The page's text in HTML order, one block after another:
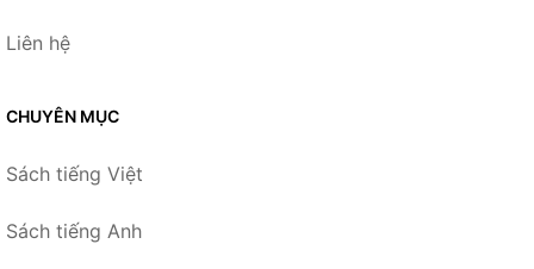
Liên hệ
CHUYÊN MỤC
Sách tiếng Việt
Sách tiếng Anh